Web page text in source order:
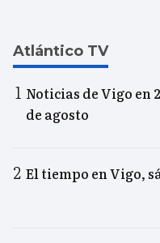
Atlántico TV
Noticias de Vigo en
de agosto
El tiempo en Vigo,